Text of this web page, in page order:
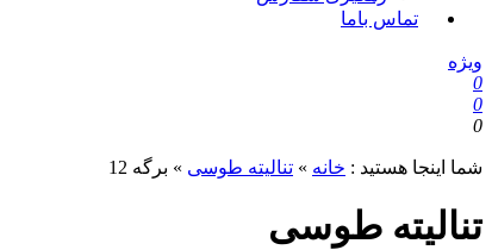
تماس باما
ویژه
0
0
0
شما اینجا هستید : خانه » تنالیته طوسی » برگه 12
تنالیته طوسی